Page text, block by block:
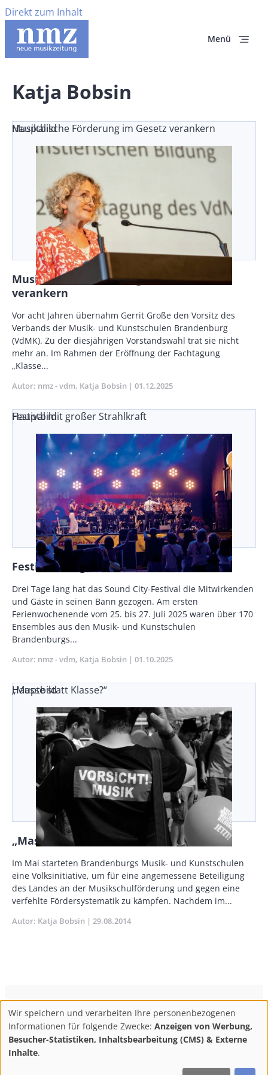
Direkt zum Inhalt
Menü
Katja Bobsin
Musikalische Förderung im Gesetz verankern
Hauptbild
Musikalische Förderung im Gesetz
verankern
Vorspann
/
Teaser
Vor acht Jahren übernahm Gerrit Große den Vorsitz des
Verbands der Musik- und Kunstschulen Brandenburg
(VdMK). Zu der diesjährigen Vorstandswahl trat sie nicht
mehr an. Im Rahmen der Eröffnung der Fachtagung
„Klasse...
Autor nmz - vdm Katja Bobsin Publikationsdatum
01.12.2025
Festival mit großer Strahlkraft
Hauptbild
Festival mit großer Strahlkraft
Vorspann
/
Teaser
Drei Tage lang hat das Sound City-Fes­tival die Mitwirkenden
und Gäste in seinen Bann gezogen. Am ersten
Ferienwochenende vom 25. bis 27. Juli 2025 waren über 170
Ensembles aus den Musik- und Kunstschulen
Brandenburgs...
Autor nmz - vdm Katja Bobsin Publikationsdatum
01.10.2025
„Masse statt Klasse?“
Hauptbild
„Masse statt Klasse?“
Body
Im Mai starteten Brandenburgs Musik- und Kunstschulen
eine Volksinitiative, um für eine angemessene Beteiligung
des Landes an der Musikschulförderung und gegen eine
verfehlte Fördersystematik zu kämpfen. Nachdem im...
Autor Katja Bobsin Publikationsdatum
29.08.2014
Footer
ConBrio Kulturmedienhaus AGB
Datenschutz
Impressum
Info & Kontakt
Abo kündigen / Widerruf der Bestellung
Use
of
personal
Wir speichern und verarbeiten Ihre personenbezogenen
Informationen für folgende Zwecke: Anzeigen von Werbung,
Besucher-Statistiken, Inhaltsbearbeitung (CMS) & Externe
Inhalte.